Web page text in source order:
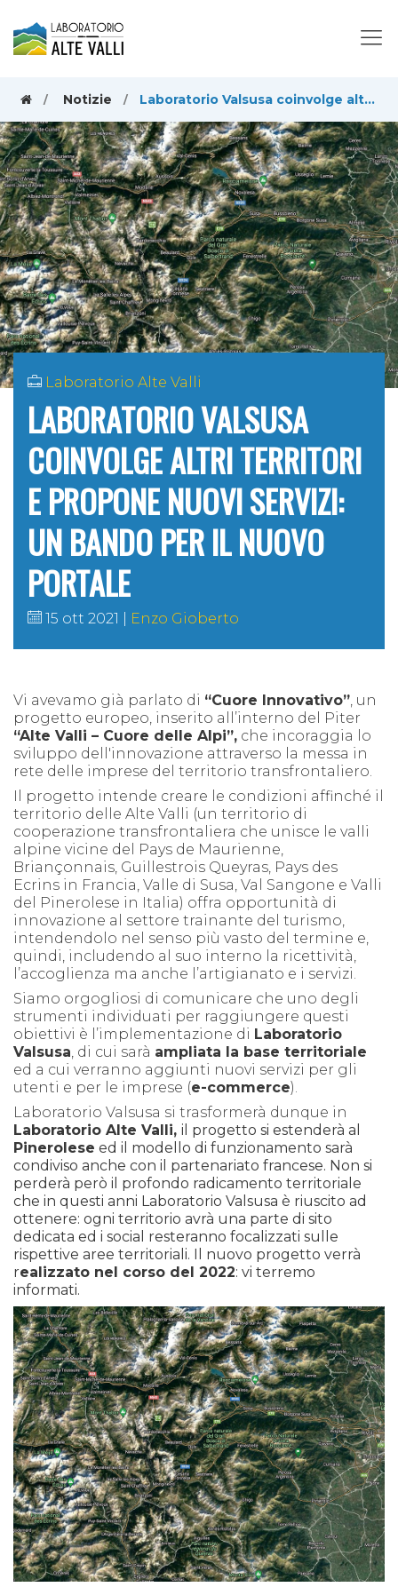
Notizie Laboratorio Valsusa coinvolge altri territori e propone nuovi servizi: un bando per il nuovo portale
Laboratorio Alte Valli
LABORATORIO VALSUSA
COINVOLGE ALTRI TERRITORI
E PROPONE NUOVI SERVIZI:
UN BANDO PER IL NUOVO
PORTALE
15 ott 2021 Enzo Gioberto
Vi avevamo già parlato di “Cuore Innovativo” , un
progetto europeo, inserito all’interno del Piter
“Alte Valli – Cuore delle Alpi”, che incoraggia lo
sviluppo dell'innovazione attraverso la messa in
rete delle imprese del territorio transfrontaliero.
Il progetto intende creare le condizioni affinché il
territorio delle Alte Valli (un territorio di
cooperazione transfrontaliera che unisce le valli
alpine vicine del Pays de Maurienne,
Briançonnais, Guillestrois Queyras, Pays des
Ecrins in Francia, Valle di Susa, Val Sangone e Valli
del Pinerolese in Italia) offra opportunità di
innovazione al settore trainante del turismo,
intendendolo nel senso più vasto del termine e,
quindi, includendo al suo interno la ricettività,
l’accoglienza ma anche l’artigianato e i servizi.
Siamo orgogliosi di comunicare che uno degli
strumenti individuati per raggiungere questi
obiettivi è l’implementazione di Laboratorio
Valsusa , di cui sarà ampliata la base territoriale
ed a cui verranno aggiunti nuovi servizi per gli
utenti e per le imprese (e-commerce).
Laboratorio Valsusa si trasformerà dunque in
Laboratorio Alte Valli, il progetto si estenderà al
Pinerolese ed il modello di funzionamento sarà
condiviso anche con il partenariato francese. Non si
perderà però il profondo radicamento territorial e
che in questi anni Laboratorio Valsusa è riuscito ad
ottenere: ogni territorio avrà una parte di sito
dedicata ed i social resteranno focalizzati sulle
rispettive aree territoriali. Il nuovo progetto verrà
realizzato nel corso del 2022: vi terremo
informati.